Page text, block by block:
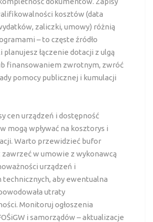
kosztów (data
zaliczki, umowy) różnią
– to częste źródło
planujesz łączenie dotacji z ulgą
finansowaniem zwrotnym, zwróć
pomocy publicznej i kumulacji
cen urządzeń i dostępność
mogą wpływać na kosztorys i
Warto przewidzieć bufor
zawrzeć w umowie z wykonawcą
urządzeń i
technicznych, aby ewentualna
utraty
Monitoruj ogłoszenia
i samorządów – aktualizacje